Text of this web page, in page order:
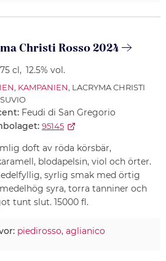
Christi Rosso 2024
75 cl , 12.5% vol.
, KAMPANIEN, LACRYMA CHRISTI
Feudi di San Gregorio
95145
doft av röda körsbär,
blodapelsin, viol och örter.
syrlig smak med örtig
syra, torra tanniner och
tunt slut. 15000 fl.
piedirosso, aglianico